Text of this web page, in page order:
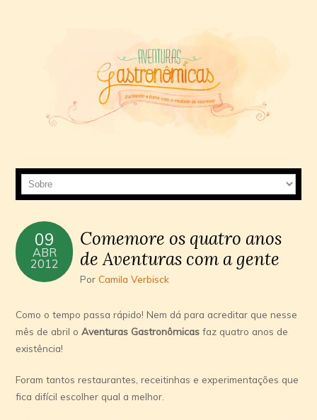
09
ABR
2012
Comemore os quatro anos
de Aventuras com a gente
PorCamila Verbisck
Como o tempo passa rápido! Nem dá para acreditar que nesse
mês de abril oAventuras Gastronômicas faz quatro anos de
existência!
Foram tantos restaurantes, receitinhas e experimentações que
fica difícil escolher qual a melhor.